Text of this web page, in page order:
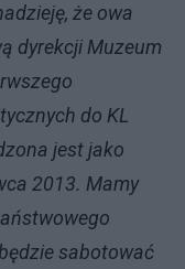
że owa
dyrekcji Muzeum
do KL
jest jako
2013. Mamy
sabotować